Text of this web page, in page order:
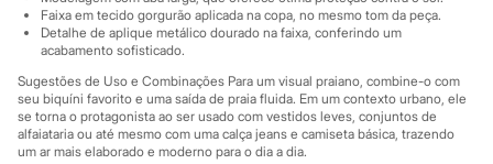
Acessórios
Blusas
Calçados
Leggings
Shorts e Bermudas
Tops
Moda íntima
Calcinhas
Faixa em tecido gorgurão aplicada na copa, no mesmo tom da peça.
Detalhe de aplique metálico dourado na faixa, conferindo um
acabamento sofisticado.
Sugestões de Uso e Combinações Para um visual praiano, combine-o com
seu biquíni favorito e uma saída de praia fluida. Em um contexto urbano, ele
se torna o protagonista ao ser usado com vestidos leves, conjuntos de
alfaiataria ou até mesmo com uma calça jeans e camiseta básica, trazendo
um ar mais elaborado e moderno para o dia a dia.